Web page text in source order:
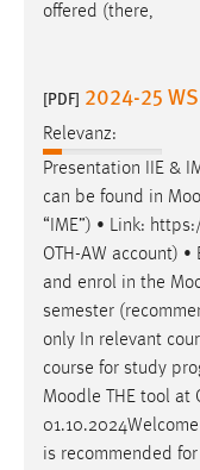
offered (there,
[PDF] 2024-25
Relevanz:
Presentation IIE &
can be found in
“IME”) • Link:
OTH-AW account)
and enrol in the
semester
only In relevant
course for study
Moodle THE tool at
is recommended